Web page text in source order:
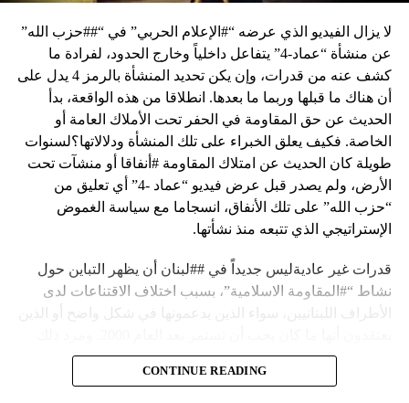
لا يزال الفيديو الذي عرضه “#الإعلام الحربي” في “##حزب الله”
عن منشأة “عماد-4” يتفاعل داخلياً وخارج الحدود، لفرادة ما
كشف عنه من قدرات، وإن يكن تحديد المنشأة بالرمز 4 يدل على
أن هناك ما قبلها وربما ما بعدها. انطلاقا من هذه الواقعة، بدأ
الحديث عن حق المقاومة في الحفر تحت الأملاك العامة أو
الخاصة. فكيف يعلق الخبراء على تلك المنشأة ودلالاتها؟لسنوات
طويلة كان الحديث عن امتلاك المقاومة #أنفاقا أو منشآت تحت
الأرض، ولم يصدر قبل عرض فيديو “عماد -4” أي تعليق من
“حزب الله” على تلك الأنفاق، انسجاما مع سياسة الغموض
الإستراتيجي الذي تتبعه منذ نشأتها.
قدرات غير عاديةليس جديداً في ##لبنان أن يظهر التباين حول
نشاط “#المقاومة الاسلامية”، بسبب اختلاف الاقتناعات لدى
الأطراف اللبنانيين، سواء الذين يدعمونها في شكل واضح أو الذين
إلى أن المقاومة ضد الاحتلال الإسرائيلي لم تكن يوماً محط
إجماع داخلي، وإن كانت القوى اللبنانية المؤمنة بالصراع ضد
CONTINUE READING